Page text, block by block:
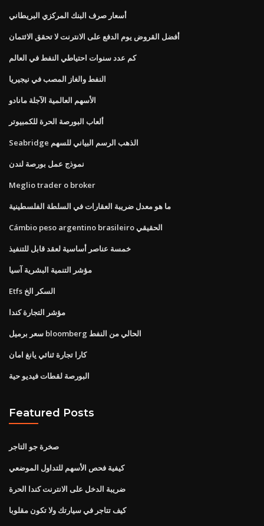
أسعار صرف البنك المركزي البريطاني
أفضل القروض يوم الدفع على الانترنت لا تحقق الائتمان
كم عدد سنوات احتياطي النفط في العالم
النفط والغاز المصب في نيجيريا
الأسهم العالمية الآجلة مانادو
ألعاب البورصة الحرة للكمبيوتر
Seabridge الذهب الرسم البياني للسهم
نموذج عمل بورصة لندن
Meglio trader o broker
ما هو معدل ضريبة العقارات في السلطة الفلسطينية
Cámbio peso argentino brasileiro الحقيقي
خمسة عناصر أساسية لعقد قابل للتنفيذ
مؤشر التنمية البشرية آسيا
Etfs السكر الخ
مؤشر التجارة كندا
سعر برميل bloomberg الحالي من النفط
كارا تجارة ثنائي يانغ امان
البورصة لقطات فيديو حية
Featured Posts
صخرة جو التاجر
كيفية فحص الأسهم للتداول الموضعي
ضريبة الدخل على الانترنت كندا الحرة
كيف تتاجر في سيارتك ولا تكون مقلوبا